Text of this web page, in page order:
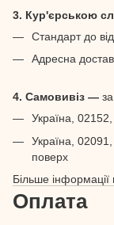
3. Кур'єрською
Стандарт до
Адресна
4. Самовивіз —
Україна,
Україна,
поверх
Більше інформації
Оплата